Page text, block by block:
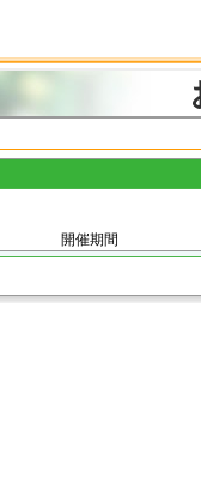
開催期間